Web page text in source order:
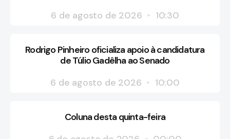
6 de agosto de 2026
10:30
Rodrigo Pinheiro oficializa apoio à candidatura
de Túlio Gadêlha ao Senado
6 de agosto de 2026
10:00
Coluna desta quinta-feira